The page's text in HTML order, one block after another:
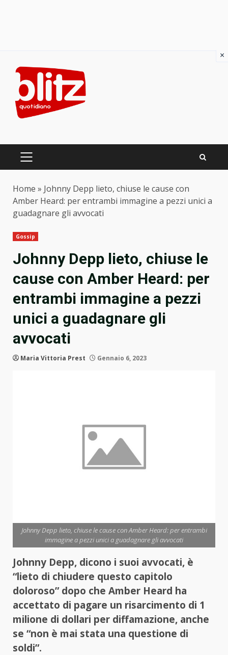
content
PRIMARY
Home » Johnny Depp lieto, chiuse le cause con
Amber Heard: per entrambi immagine a pezzi unici a
guadagnare gli avvocati
Gossip
Johnny Depp lieto, chiuse le
cause con Amber Heard: per
entrambi immagine a pezzi
unici a guadagnare gli
avvocati
Maria Vittoria Prest Gennaio 6, 2023
Johnny Depp lieto, chiuse le cause con Amber Heard: per entrambi
immagine a pezzi unici a guadagnare gli avvocati
Johnny Depp, dicono i suoi avvocati, è
“lieto di chiudere questo capitolo
doloroso” dopo che Amber Heard ha
accettato di pagare un risarcimento di 1
milione di dollari per diffamazione, anche
se “non è mai stata una questione di
soldi”.
×